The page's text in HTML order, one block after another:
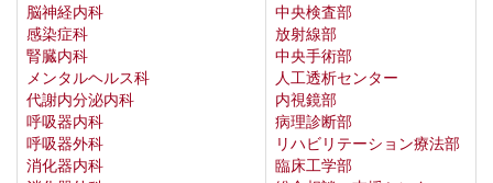
脳神経内科
感染症科
腎臓内科
メンタルヘルス科
代謝内分泌内科
呼吸器内科
呼吸器外科
消化器内科
中央検査部
放射線部
中央手術部
人工透析センター
内視鏡部
病理診断部
リハビリテーション療法部
臨床工学部